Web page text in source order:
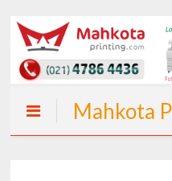
Mahkota
| Spanduk